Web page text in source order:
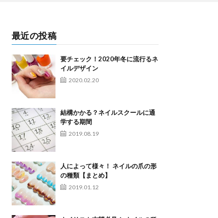
最近の投稿
要チェック！2020年冬に流行るネ
イルデザイン
2020.02.20
結構かかる？ネイルスクールに通
学する期間
2019.08.19
人によって様々！ ネイルの爪の形
の種類【まとめ】
2019.01.12